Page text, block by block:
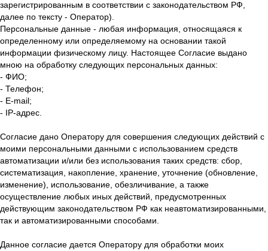
зарегистрированным в соответствии с законодательством РФ,
далее по тексту - Оператор).
Персональные данные - любая информация, относящаяся к
определенному или определяемому на основании такой
информации физическому лицу. Настоящее Согласие выдано
мною на обработку следующих персональных данных:
- ФИО;
- Телефон;
- E-mail;
- IP-адрес.
Согласие дано Оператору для совершения следующих действий с
моими персональными данными с использованием средств
автоматизации и/или без использования таких средств: сбор,
систематизация, накопление, хранение, уточнение (обновление,
изменение), использование, обезличивание, а также
осуществление любых иных действий, предусмотренных
действующим законодательством РФ как неавтоматизированными,
так и автоматизированными способами.
Данное согласие дается Оператору для обработки моих